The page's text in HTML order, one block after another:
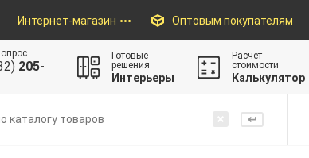
Интернет-магазин Оптовым покупателям
205-
Готовые
решения
Интерьеры
Расчет
стоимости
Калькулятор